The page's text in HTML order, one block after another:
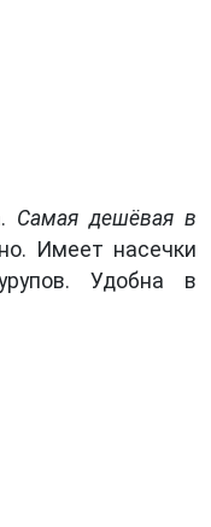
Самая дешёвая в
Имеет насечки
Удобна в